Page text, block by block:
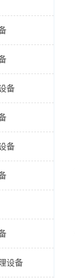
备
备
设备